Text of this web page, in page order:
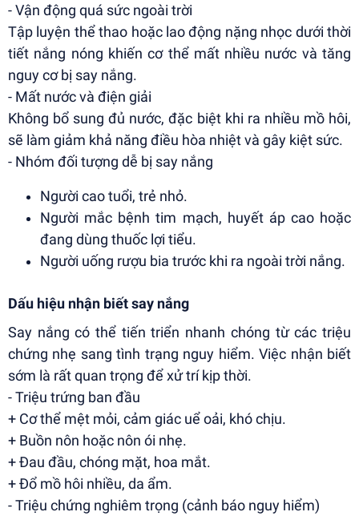
- Vận động quá sức ngoài trời
Tập luyện thể thao hoặc lao động nặng nhọc dưới thời
tiết nắng nóng khiến cơ thể mất nhiều nước và tăng
nguy cơ bị say nắng.
- Mất nước và điện giải
Không bổ sung đủ nước, đặc biệt khi ra nhiều mồ hôi,
sẽ làm giảm khả năng điều hòa nhiệt và gây kiệt sức.
- Nhóm đối tượng dễ bị say nắng
Người cao tuổi, trẻ nhỏ.
Người mắc bệnh tim mạch, huyết áp cao hoặc
đang dùng thuốc lợi tiểu.
Người uống rượu bia trước khi ra ngoài trời nắng.
Dấu hiệu nhận biết say nắng
Say nắng có thể tiến triển nhanh chóng từ các triệu
chứng nhẹ sang tình trạng nguy hiểm. Việc nhận biết
sớm là rất quan trọng để xử trí kịp thời.
- Triệu trứng ban đầu
+ Cơ thể mệt mỏi, cảm giác uể oải, khó chịu.
+ Buồn nôn hoặc nôn ói nhẹ.
+ Đau đầu, chóng mặt, hoa mắt.
+ Đổ mồ hôi nhiều, da ẩm.
- Triệu chứng nghiêm trọng (cảnh báo nguy hiểm)